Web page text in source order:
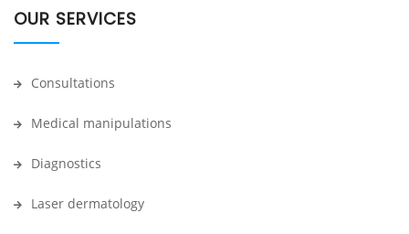
OUR SERVICES
Consultations
Medical manipulations
Diagnostics
Laser dermatology